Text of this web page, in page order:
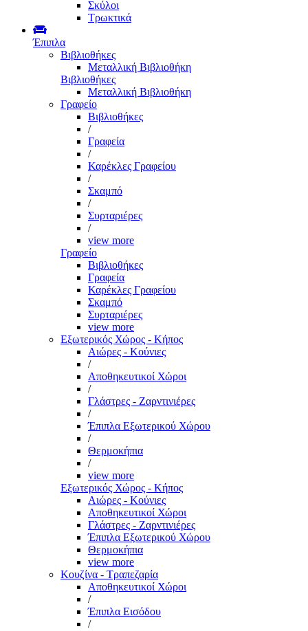
Σκύλοι
Τρωκτικά
Έπιπλα
Βιβλιοθήκες
Μεταλλική Βιβλιοθήκη
Βιβλιοθήκες
Μεταλλική Βιβλιοθήκη
Γραφείο
Βιβλιοθήκες
/
Γραφεία
/
Καρέκλες Γραφείου
/
Σκαμπό
/
Συρταριέρες
/
view more
Γραφείο
Βιβλιοθήκες
Γραφεία
Καρέκλες Γραφείου
Σκαμπό
Συρταριέρες
view more
Εξωτερικός Χώρος - Κήπος
Αιώρες - Κούνιες
/
Αποθηκευτικοί Χώροι
/
Γλάστρες - Ζαρντινιέρες
/
Έπιπλα Εξωτερικού Χώρου
/
Θερμοκήπια
/
view more
Εξωτερικός Χώρος - Κήπος
Αιώρες - Κούνιες
Αποθηκευτικοί Χώροι
Γλάστρες - Ζαρντινιέρες
Έπιπλα Εξωτερικού Χώρου
Θερμοκήπια
view more
Κουζίνα - Τραπεζαρία
Αποθηκευτικοί Χώροι
/
Έπιπλα Εισόδου
/